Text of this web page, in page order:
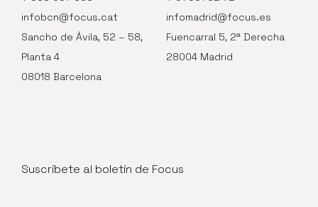
infobcn@focus.cat
Sancho de Ávila, 52 – 58,
Planta 4
08018 Barcelona
infomadrid@focus.es
Fuencarral 5, 2ª Derecha
28004 Madrid
Suscríbete al boletín de Focus